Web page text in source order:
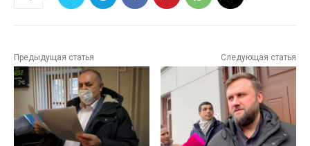
Предыдущая статья Следующая статья